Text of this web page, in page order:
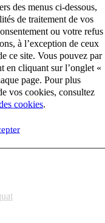
des menus ci-dessous,
de traitement de vos
ou votre refus
à l’exception de ceux
ce site. Vous pouvez par
en cliquant sur l’onglet «
page. Pour plus
vos cookies, consultez
cookies